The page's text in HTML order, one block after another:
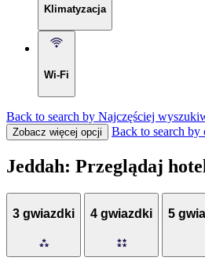
Klimatyzacja
Wi-Fi
Back to search by Najczęściej
Zobacz więcej opcji Back to search by
Jeddah: Przeglądaj
3 gwiazdki 4 gwiazdki 5